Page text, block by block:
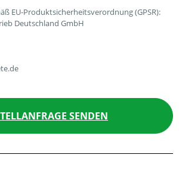
EU-Produktsicherheitsverordnung (GPSR):
Deutschland GmbH
SENDEN